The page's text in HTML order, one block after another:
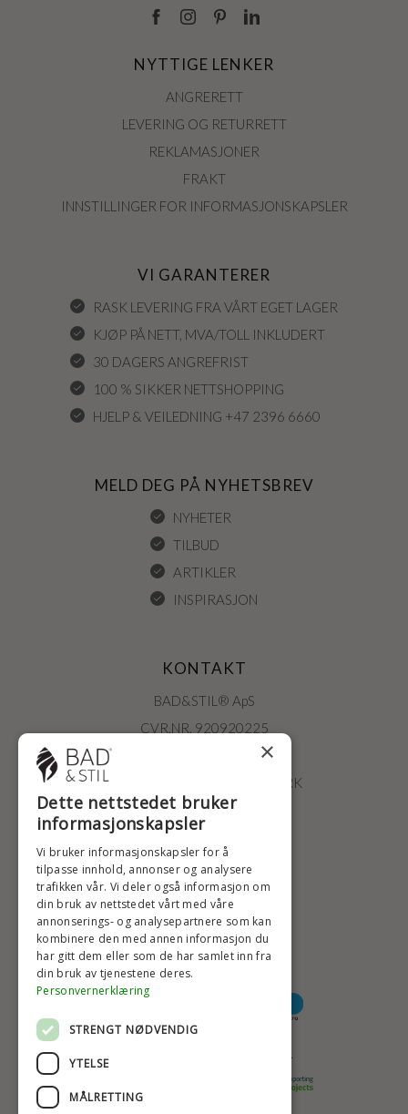
NYTTIGE LENKER
ANGRERETT
LEVERING OG RETURRETT
REKLAMASJONER
FRAKT
INNSTILLINGER FOR INFORMASJONSKAPSLER
VI GARANTERER
RASK LEVERING FRA VÅRT EGET LAGER
KJØP PÅ NETT, MVA/TOLL INKLUDERT
30 DAGERS ANGREFRIST
100 % SIKKER NETTSHOPPING
HJELP & VEILEDNING +47 2396 6660
MELD DEG PÅ NYHETSBREV
NYHETER
TILBUD
ARTIKLER
INSPIRASJON
KONTAKT
BAD&STIL® ApS
CVR.NR. 920920225
ØSTERBROGADE 202
2100 KØBENHAVN • DANMARK
+47 2396 6660
BADSTIL@BADSTIL.NO
HØYESTE KREDITTVURD
BETALINGSALTERNATIVER
TRYGG OG SIKKER NETTHANDEL
×
Dette nettstedet bruker
informasjonskapsler
Vi bruker informasjonskapsler for å
tilpasse innhold, annonser og analysere
trafikken vår. Vi deler også informasjon om
din bruk av nettstedet vårt med våre
annonserings- og analysepartnere som kan
kombinere den med annen informasjon du
har gitt dem eller som de har samlet inn fra
din bruk av tjenestene deres.
Personvernerklæring
STRENGT NØDVENDIG
YTELSE
MÅLRETTING